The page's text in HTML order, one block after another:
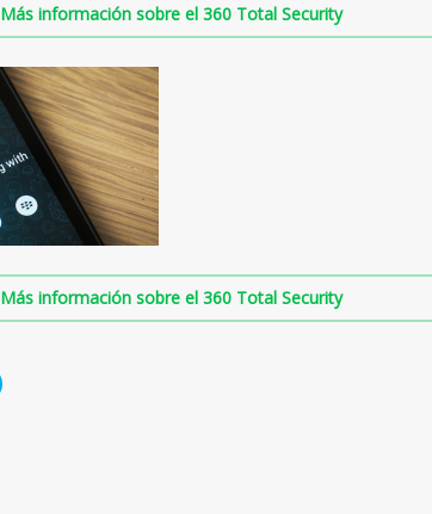
Más información sobre el 360 Total Security
Más información sobre el 360 Total Security